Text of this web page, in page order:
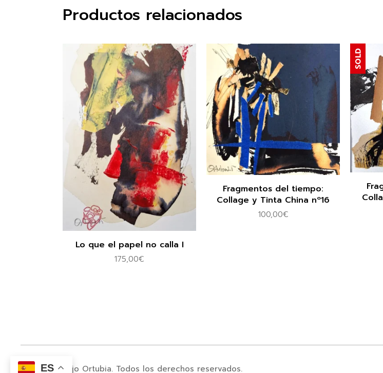
Productos relacionados
Lo que el papel no calla I
175,00€
Fragmentos del tiempo:
Collage y Tinta China nº16
100,00€
SOLD
© 2024. Juanjo Ortubia. Todos los derechos reservados.
ES